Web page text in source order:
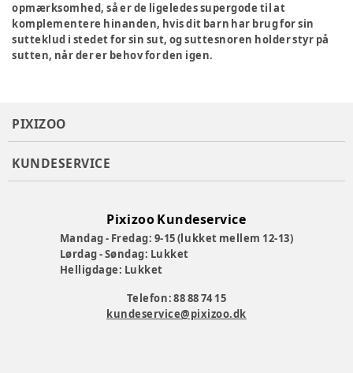
opmærksomhed, så er de ligeledes supergode til at
komplementere hinanden, hvis dit barn har brug for sin
sutteklud i stedet for sin sut, og suttesnoren holder styr på
sutten, når der er behov for den igen.
PIXIZOO
KUNDESERVICE
Pixizoo Kundeservice
Mandag - Fredag: 9-15 (lukket mellem 12-13)
Lørdag - Søndag: Lukket
Helligdage: Lukket
Telefon: 88 88 74 15
kundeservice@pixizoo.dk